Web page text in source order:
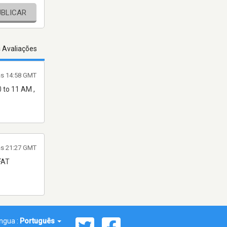
Avaliações
to 11 AM ,
14:58 GMT
21:27 GMT
: Português